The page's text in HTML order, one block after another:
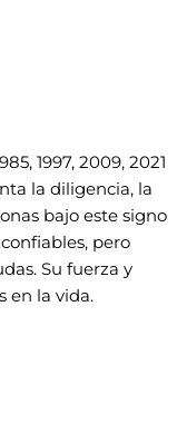
1997, 2009, 2021
la diligencia, la
bajo este signo
pero
Su fuerza y
en la vida.